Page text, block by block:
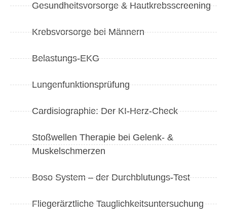
Gesundheitsvorsorge & Hautkrebsscreening​
Krebsvorsorge bei Männern
Belastungs-EKG
Lungenfunktionsprüfung
Cardisiographie: Der KI-Herz-Check
Stoßwellen Therapie bei Gelenk- &
Muskelschmerzen
Boso System – der Durchblutungs-Test
Fliegerärztliche Tauglichkeitsuntersuchung